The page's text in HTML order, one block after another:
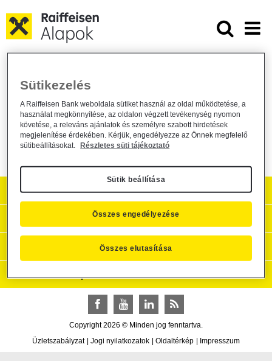
Kezelési szabályzat módosítás
Alapkezelő közzététel / 2024. augusztus 23.
Közzététel
Aktuális
Hasznos információk
Céginformációk, kapcsolat
Raiffeisen csoport
Copyright 2026 © Minden jog fenntartva.
FacebookYouTubeLinkedInRSS
Üzletszabályzat Jogi nyilatkozatok Oldaltérkép Impresszum
Sütikezelés
A Raiffeisen Bank weboldala sütiket használ az oldal működtetése, a
használat megkönnyítése, az oldalon végzett tevékenység nyomon
követése, a releváns ajánlatok és személyre szabott hirdetések
megjelenítése érdekében. Kérjük, engedélyezze az Önnek megfelelő
sütibeállításokat.
Részletes süti tájékoztató
Sütik beállítása
Összes elutasítása
Összes engedélyezése